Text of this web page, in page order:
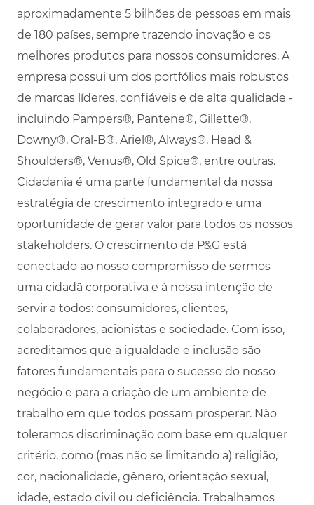
aproximadamente 5 bilhões de pessoas em mais
de 180 países, sempre trazendo inovação e os
melhores produtos para nossos consumidores. A
empresa possui um dos portfólios mais robustos
de marcas líderes, confiáveis e de alta qualidade -
incluindo Pampers®, Pantene®, Gillette®,
Downy®, Oral-B®, Ariel®, Always®, Head &
Shoulders®, Venus®, Old Spice®, entre outras.
Cidadania é uma parte fundamental da nossa
estratégia de crescimento integrado e uma
oportunidade de gerar valor para todos os nossos
stakeholders. O crescimento da P&G está
conectado ao nosso compromisso de sermos
uma cidadã corporativa e à nossa intenção de
servir a todos: consumidores, clientes,
colaboradores, acionistas e sociedade. Com isso,
acreditamos que a igualdade e inclusão são
fatores fundamentais para o sucesso do nosso
negócio e para a criação de um ambiente de
trabalho em que todos possam prosperar. Não
toleramos discriminação com base em qualquer
critério, como (mas não se limitando a) religião,
cor, nacionalidade, gênero, orientação sexual,
idade, estado civil ou deficiência. Trabalhamos